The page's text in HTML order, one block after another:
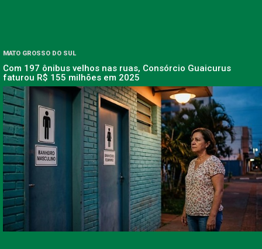
MATO GROSSO DO SUL
Com 197 ônibus velhos nas ruas, Consórcio Guaicurus
faturou R$ 155 milhões em 2025